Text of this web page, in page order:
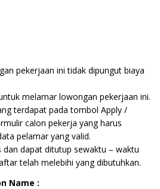
pekerjaan ini tidak dipungut biaya
melamar lowongan pekerjaan ini.
terdapat pada tombol Apply /
calon pekerja yang harus
pelamar yang valid.
dapat ditutup sewaktu – waktu
telah melebihi yang dibutuhkan.
Name :